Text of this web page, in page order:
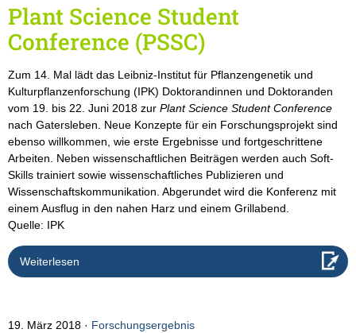
Plant Science Student
Conference (PSSC)
Zum 14. Mal lädt das Leibniz-Institut für Pflanzengenetik und
Kulturpflanzenforschung (IPK) Doktorandinnen und Doktoranden
vom 19. bis 22. Juni 2018 zur Plant Science Student Conference
nach Gatersleben. Neue Konzepte für ein Forschungsprojekt sind
ebenso willkommen, wie erste Ergebnisse und fortgeschrittene
Arbeiten. Neben wissenschaftlichen Beiträgen werden auch Soft-
Skills trainiert sowie wissenschaftliches Publizieren und
Wissenschaftskommunikation. Abgerundet wird die Konferenz mit
einem Ausflug in den nahen Harz und einem Grillabend.
Quelle: IPK
Weiterlesen
19. März 2018 Forschungsergebnis